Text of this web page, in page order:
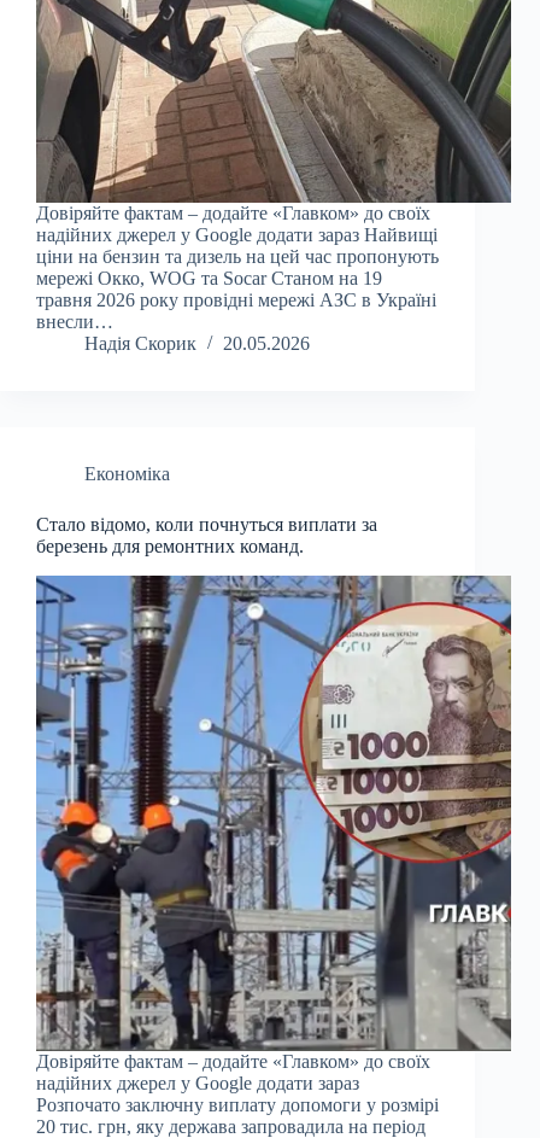
Довіряйте фактам – додайте «Главком» до своїх
надійних джерел у Google додати зараз Найвищі
ціни на бензин та дизель на цей час пропонують
мережі Окко, WOG та Socar Станом на 19
травня 2026 року провідні мережі АЗС в Україні
внесли…
Надія Скорик
20.05.2026
Економіка
Стало відомо, коли почнуться виплати за
березень для ремонтних команд.
Довіряйте фактам – додайте «Главком» до своїх
надійних джерел у Google додати зараз
Розпочато заключну виплату допомоги у розмірі
20 тис. грн, яку держава запровадила на період